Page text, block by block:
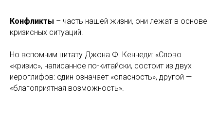
Конфликты – часть нашей жизни, они лежат в основе
кризисных ситуаций.
Но вспомним цитату Джона Ф. Кеннеди: «Слово
«кризис», написанное по-китайски, состоит из двух
иероглифов: один означает «опасность», другой —
«благоприятная возможность».